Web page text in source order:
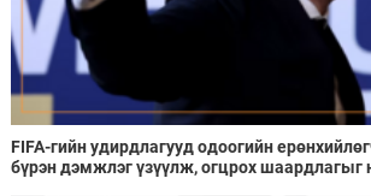
FIFA-гийн удирдлагууд одоогийн
бүрэн дэмжлэг үзүүлж, огцрох шаардлагыг